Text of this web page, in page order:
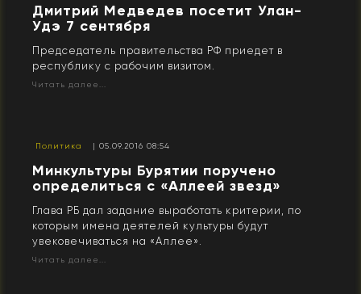
Дмитрий Медведев посетит Улан-
Удэ 7 сентября
Председатель правительства РФ приедет в
республику с рабочим визитом.
Читать далее...
Политика | 05.09.2016 08:54
Минкультуры Бурятии поручено
определиться с «Аллеей звезд»
Глава РБ дал задание выработать критерии, по
которым имена деятелей культуры будут
увековечиваться на «Аллее».
Читать далее...